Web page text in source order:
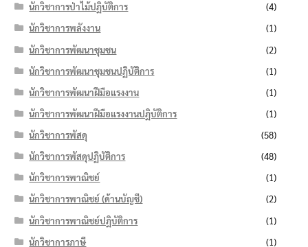
นักวิชาการป่าไม้ปฏิบัติการ
(4)
นักวิชาการพลังงาน
(1)
นักวิชาการพัฒนาชุมชน
(2)
นักวิชาการพัฒนาชุมชนปฏิบัติการ
(1)
นักวิชาการพัฒนาฝีมือแรงงาน
(1)
นักวิชาการพัฒนาฝีมือแรงงานปฏิบัติการ
(1)
นักวิชาการพัสดุ
(58)
นักวิชาการพัสดุปฏิบัติการ
(48)
นักวิชาการพาณิชย์
(1)
นักวิชาการพาณิชย์ (ด้านบัญชี)
(2)
นักวิชาการพาณิชย์ปฏิบัติการ
(1)
นักวิชาการภาษี
(1)